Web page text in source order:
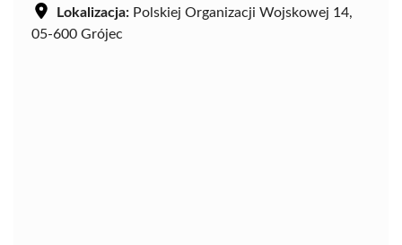
Lokalizacja: Polskiej Organizacji Wojskowej 14,
05-600 Grójec